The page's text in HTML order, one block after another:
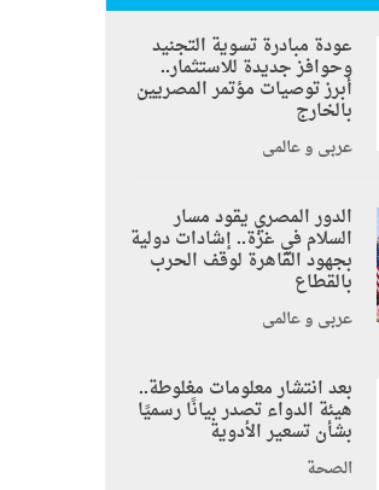
عودة مبادرة تسوية التجنيد
وحوافز جديدة للاستثمار..
أبرز توصيات مؤتمر المصريين
بالخارج
عربي و عالمي
الدور المصري يقود مسار
السلام في غزة.. إشادات دولية
بجهود القاهرة لوقف الحرب
بالقطاع
عربي و عالمي
بعد انتشار معلومات مغلوطة..
هيئة الدواء تصدر بيانًا رسميًا
بشأن تسعير الأدوية
الصحة